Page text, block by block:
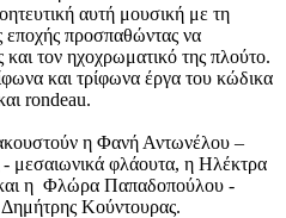
αυτή μουσική με τη
εποχής προσπαθώντας να
τον ηχοχρωματικό της πλούτο.
και τρίφωνα έργα του κώδικα
rondeau.
η Φανή Αντωνέλου –
μεσαιωνικά φλάουτα, η Ηλέκτρα
η Φλώρα Παπαδοπούλου -
Κούντουρας.